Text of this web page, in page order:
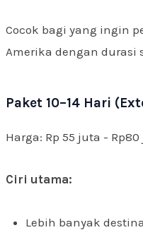
Cocok bagi yang ingin
Amerika dengan durasi
Paket 10–14 Hari
Harga: Rp 55 juta -
Ciri utama:
Lebih banyak